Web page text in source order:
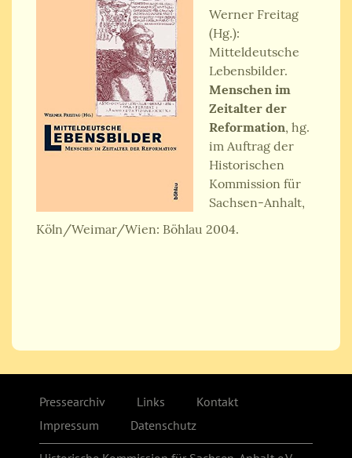
Werner Freitag
(Hg.):
Mitteldeutsche
Lebensbilder.
Menschen im
Zeitalter der
Reformation, hg.
im Auftrag der
Historischen
Kommission für
Sachsen-Anhalt,
Köln/Weimar/Wien: Böhlau 2004.
Pressearchiv Links
Kontakt
Impressum
Datenschutz